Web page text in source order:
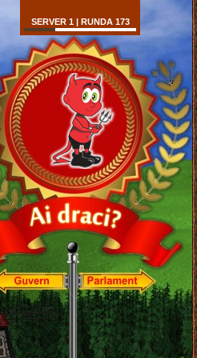
SERVER 1 | RUNDA 173